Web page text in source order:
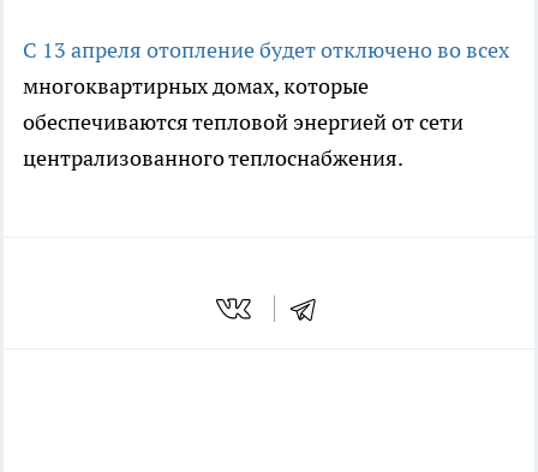
С 13 апреля отопление будет отключено во всех
многоквартирных домах, которые
обеспечиваются тепловой энергией от сети
централизованного теплоснабжения.